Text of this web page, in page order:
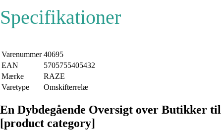
Specifikationer
Varenummer 40695
EAN
5705755405432
Mærke
RAZE
Varetype
Omskifterrelæ
En Dybdegående Oversigt over Butikker til
[product category]